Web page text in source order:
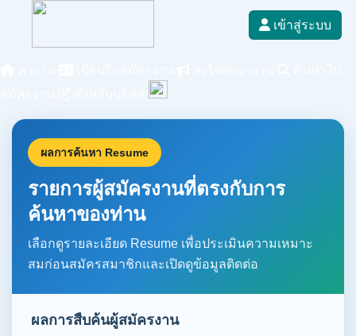
เข้าสู่ระบบ
ผลการค้นหา Resume
รายการผู้สมัครงานที่ตรงกับการ
ค้นหาของท่าน
เลือกดูรายละเอียด Resume เพื่อประเมินความเหมาะ
สมก่อนสมัครสมาชิกและเปิดดูข้อมูลติดต่อ
ผลการสืบค้นผู้สมัครงาน